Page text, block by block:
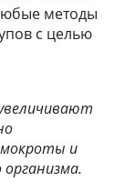
методы
с целью
мокроты и